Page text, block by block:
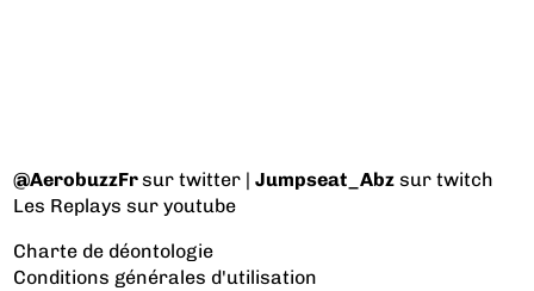
@AerobuzzFrsur twitter |Jumpseat_Abz sur twitch
Les Replays sur youtube
Charte de déontologie
Conditions générales d'utilisation